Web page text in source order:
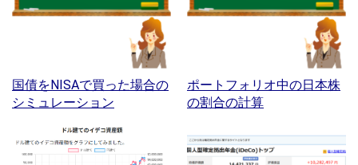
国債をNISAで買った場合の
シミュレーション
ポートフォリオ中の日本株
の割合の計算